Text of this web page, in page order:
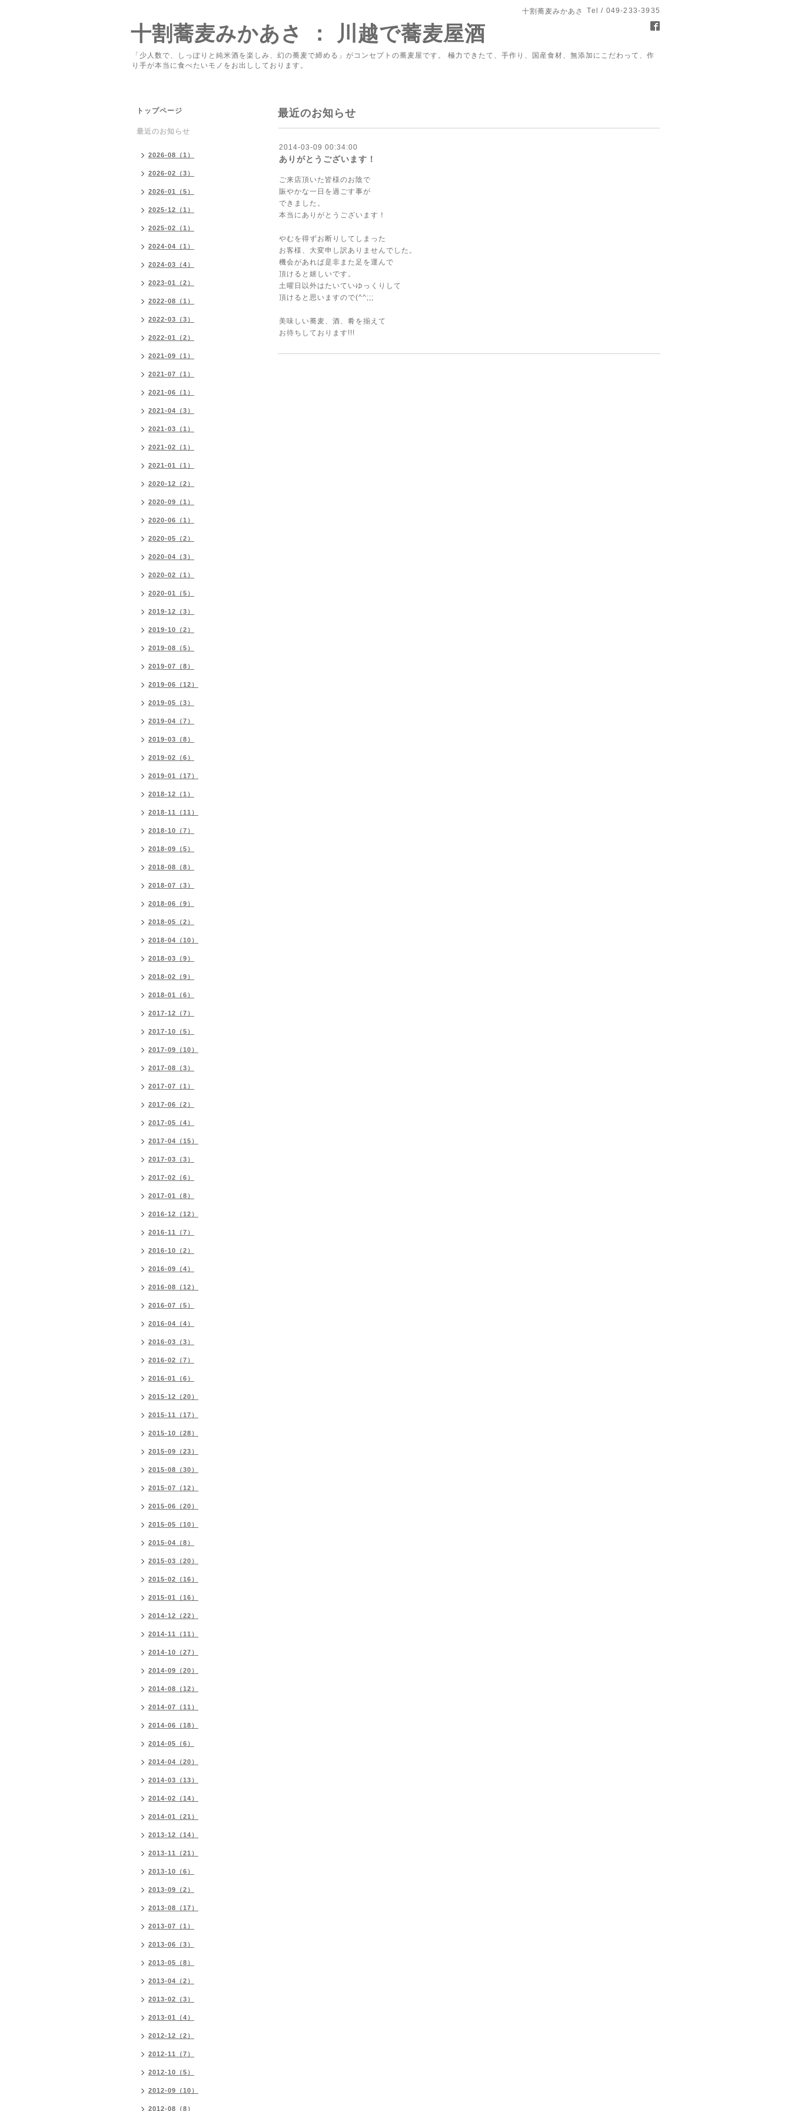
十割蕎麦みかあさ Tel / 049-233-3935
十割蕎麦みかあさ ： 川越で蕎麦屋酒
「少人数で、しっぽりと純米酒を楽しみ、幻の蕎麦で締める」がコンセプトの蕎麦屋です。 極力できたて、手作り、国産食材、無添加にこだわって、作
り手が本当に食べたいモノをお出ししております。
最近のお知らせ
2014-03-09 00:34:00
ありがとうございます！
ご来店頂いた皆様のお陰で
賑やかな一日を過ごす事が
できました。
本当にありがとうございます！
やむを得ずお断りしてしまった
お客様、大変申し訳ありませんでした。
機会があれば是非また足を運んで
頂けると嬉しいです。
土曜日以外はたいていゆっくりして
頂けると思いますので(^^;;;
美味しい蕎麦、酒、肴を揃えて
お待ちしております!!!
トップページ
最近のお知らせ
2026-08（1）
2026-02（3）
2026-01（5）
2025-12（1）
2025-02（1）
2024-04（1）
2024-03（4）
2023-01（2）
2022-08（1）
2022-03（3）
2022-01（2）
2021-09（1）
2021-07（1）
2021-06（1）
2021-04（3）
2021-03（1）
2021-02（1）
2021-01（1）
2020-12（2）
2020-09（1）
2020-06（1）
2020-05（2）
2020-04（3）
2020-02（1）
2020-01（5）
2019-12（3）
2019-10（2）
2019-08（5）
2019-07（8）
2019-06（12）
2019-05（3）
2019-04（7）
2019-03（8）
2019-02（6）
2019-01（17）
2018-12（1）
2018-11（11）
2018-10（7）
2018-09（5）
2018-08（8）
2018-07（3）
2018-06（9）
2018-05（2）
2018-04（10）
2018-03（9）
2018-02（9）
2018-01（6）
2017-12（7）
2017-10（5）
2017-09（10）
2017-08（3）
2017-07（1）
2017-06（2）
2017-05（4）
2017-04（15）
2017-03（3）
2017-02（6）
2017-01（8）
2016-12（12）
2016-11（7）
2016-10（2）
2016-09（4）
2016-08（12）
2016-07（5）
2016-04（4）
2016-03（3）
2016-02（7）
2016-01（6）
2015-12（20）
2015-11（17）
2015-10（28）
2015-09（23）
2015-08（30）
2015-07（12）
2015-06（20）
2015-05（10）
2015-04（8）
2015-03（20）
2015-02（16）
2015-01（16）
2014-12（22）
2014-11（11）
2014-10（27）
2014-09（20）
2014-08（12）
2014-07（11）
2014-06（18）
2014-05（6）
2014-04（20）
2014-03（13）
2014-02（14）
2014-01（21）
2013-12（14）
2013-11（21）
2013-10（6）
2013-09（2）
2013-08（17）
2013-07（1）
2013-06（3）
2013-05（8）
2013-04（2）
2013-02（3）
2013-01（4）
2012-12（2）
2012-11（7）
2012-10（5）
2012-09（10）
2012-08（8）